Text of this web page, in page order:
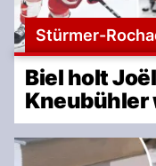
Stürmer-
Biel holt
Kneubühler